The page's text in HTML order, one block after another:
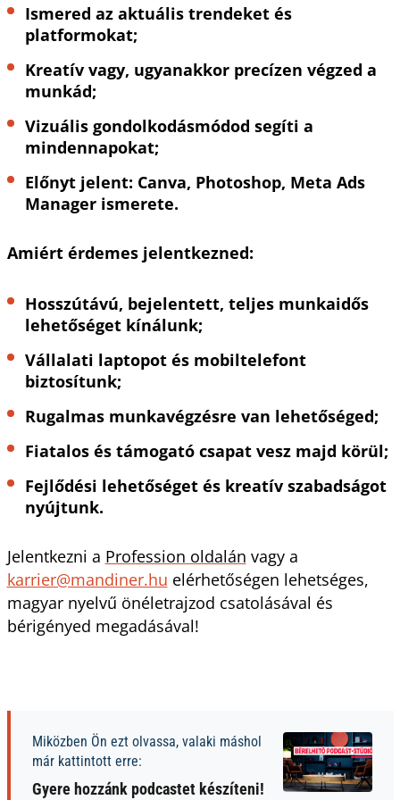
Ismered az aktuális trendeket és
platformokat;
Kreatív vagy, ugyanakkor precízen végzed a
munkád;
Vizuális gondolkodásmódod segíti a
mindennapokat;
Előnyt jelent: Canva, Photoshop, Meta Ads
Manager ismerete.
Amiért érdemes jelentkezned:
Hosszútávú, bejelentett, teljes munkaidős
lehetőséget kínálunk;
Vállalati laptopot és mobiltelefont
biztosítunk;
Rugalmas munkavégzésre van lehetőséged;
Fiatalos és támogató csapat vesz majd körül;
Fejlődési lehetőséget és kreatív szabadságot
nyújtunk.
Jelentkezni a Profession oldalán vagy a
karrier@mandiner.hu elérhetőségen lehetséges,
magyar nyelvű önéletrajzod csatolásával és
bérigényed megadásával!
Miközben Ön ezt olvassa, valaki máshol
már kattintott erre:
Gyere hozzánk podcastet készíteni!